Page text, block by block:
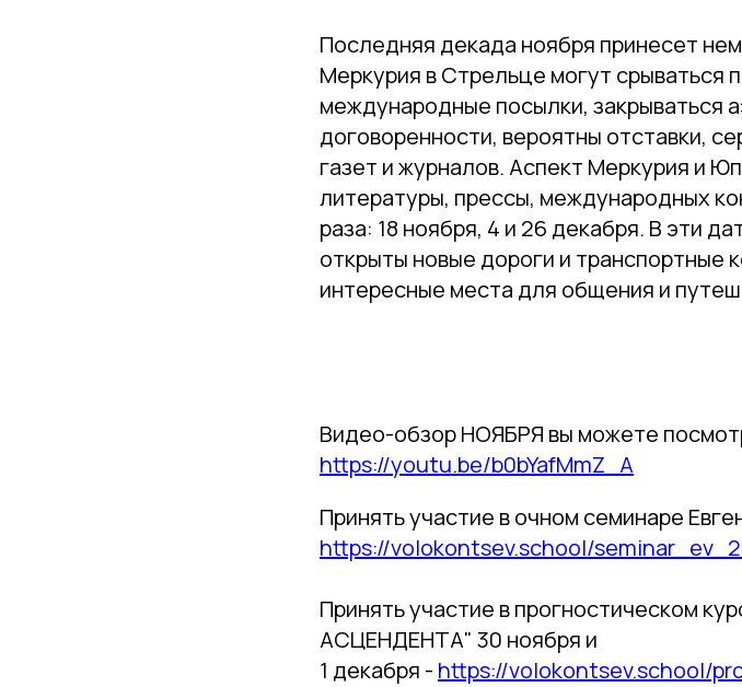
Последняя декада ноября принесет
Меркурия в Стрельце могут срываться
международные посылки, закрываться
договоренности, вероятны отставки,
газет и журналов. Аспект Меркурия и
литературы, прессы, международных
раза: 18 ноября, 4 и 26 декабря. В эти
открыты новые дороги и
интересные места для общения и
Видео-обзор НОЯБРЯ вы можете
https://youtu.be/b0bYafMmZ_A
Принять участие в очном семинаре
https://volokontsev.school/
Принять участие в прогностическом
АСЦЕНДЕНТА" 30 ноября и
1 декабря - https://volokontsev.school/